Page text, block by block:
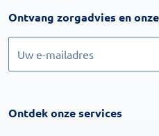
Ontvang zorgadvies en
Ontdek onze services